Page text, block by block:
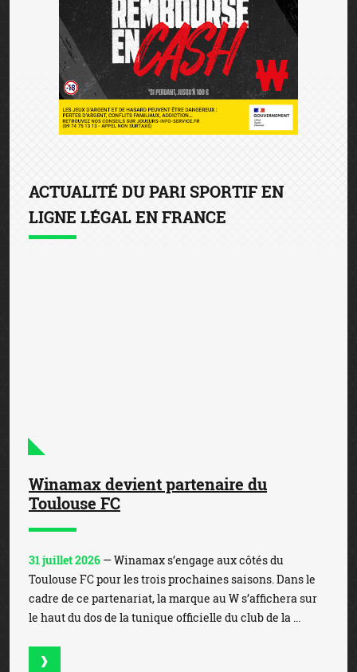
ACTUALITÉ DU PARI SPORTIF EN
LIGNE LÉGAL EN FRANCE
le haut du dos de la tunique officielle du club de la ...